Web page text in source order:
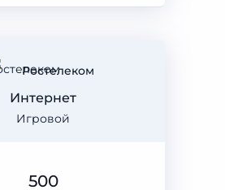
Ростелеком
Игровой
Интернет
500